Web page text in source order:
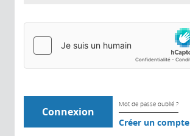
Mot de passe oublié ?
Créer un compte